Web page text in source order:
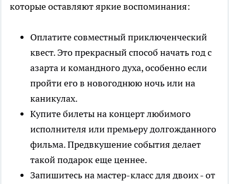
которые оставляют яркие воспоминания:
Оплатите совместный приключенческий
квест. Это прекрасный способ начать год с
азарта и командного духа, особенно если
пройти его в новогоднюю ночь или на
каникулах.
Купите билеты на концерт любимого
исполнителя или премьеру долгожданного
фильма. Предвкушение события делает
такой подарок еще ценнее.
Запишитесь на мастер-класс для двоих - от